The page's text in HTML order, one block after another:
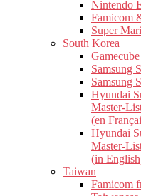
Nintendo
Famicom
Super
South Korea
Samsung
Samsung
Hyundai
Master-
(en
Hyundai
Master-
(in
Taiwan
Famicom